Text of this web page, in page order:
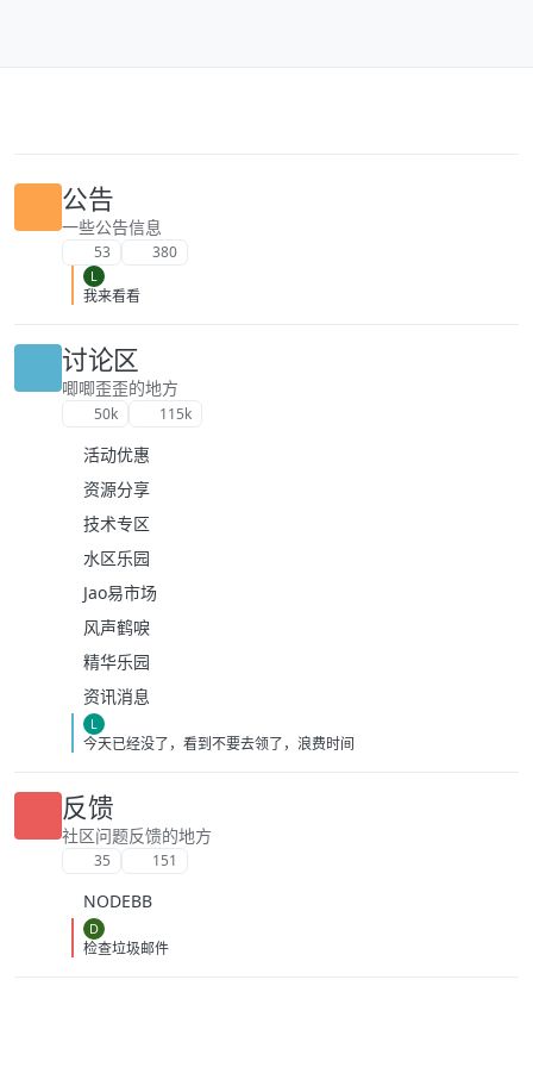
公告
一些公告信息
53 380
L
我来看看
讨论区
唧唧歪歪的地方
50k 115k
活动优惠
资源分享
技术专区
水区乐园
Jao易市场
风声鹤唳
精华乐园
资讯消息
L
今天已经没了，看到不要去领了，浪费时间
反馈
社区问题反馈的地方
35 151
NODEBB
D
检查垃圾邮件